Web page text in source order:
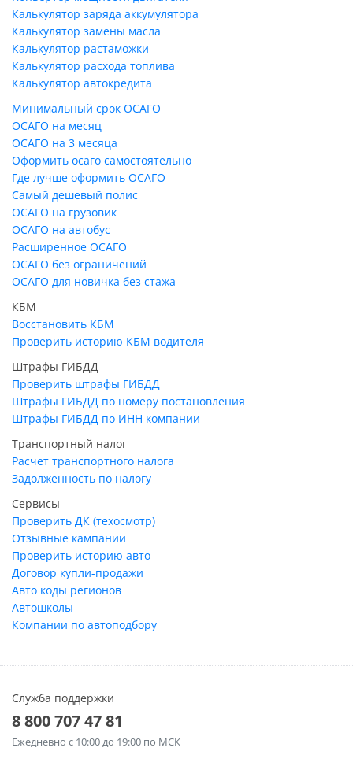
Калькулятор заряда аккумулятора
Калькулятор замены масла
Калькулятор растаможки
Калькулятор расхода топлива
Калькулятор автокредита
Минимальный срок ОСАГО
ОСАГО на месяц
ОСАГО на 3 месяца
Оформить осаго самостоятельно
Где лучше оформить ОСАГО
Самый дешевый полис
ОСАГО на грузовик
ОСАГО на автобус
Расширенное ОСАГО
ОСАГО без ограничений
ОСАГО для новичка без стажа
КБМ
Восстановить КБМ
Проверить историю КБМ водителя
Штрафы ГИБДД
Проверить штрафы ГИБДД
Штрафы ГИБДД по номеру постановления
Штрафы ГИБДД по ИНН компании
Транспортный налог
Расчет транспортного налога
Задолженность по налогу
Сервисы
Проверить ДК (техосмотр)
Отзывные кампании
Проверить историю авто
Договор купли-продажи
Авто коды регионов
Автошколы
Компании по автоподбору
Служба поддержки
8 800 707 47 81
Ежедневно с 10:00 до 19:00 по МСК